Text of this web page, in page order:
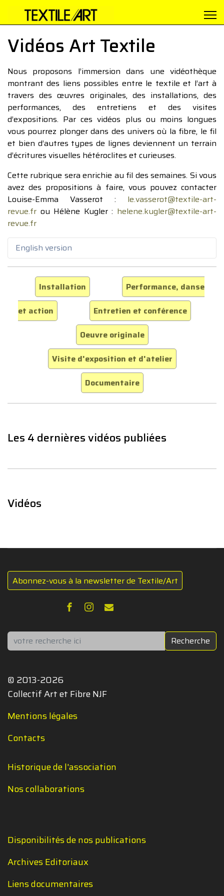
Vidéos Art Textile
Nous proposons l’immersion dans une vidéothèque
montrant des liens possibles entre le textile et l’art à
travers des œuvres originales, des installations, des
performances, des entretiens et des visites
d’expositions. Par ces vidéos plus ou moins longues
vous pourrez plonger dans des univers où la fibre, le fil
et bien d’autres types de lignes deviennent un terrain
d’écritures visuelles hétéroclites et curieuses.
Cette rubrique sera enrichie au fil des semaines. Si vous
avez des propositions à faire, vous pouvez contacter
Louise-Emma Vasserot : le.vasserot@textile-art-
revue.fr ou Hélène Kugler : helene.kugler@textile-art-
revue.fr
English version
Installation
Performance, danse
et action
Entretien et conférence
Oeuvre originale
Visite d'exposition et d'atelier
Documentaire
Les 4 dernières vidéos publiées
Vidéos
Abonnez-vous à la newsletter de Textile/Art
Rechercher Recherche
© 2013-2026
Collectif Art et Fibre NJF
Mentions légales
Contacts
Historique de l'association
Nos collaborations
Disponibilités de nos publications
Archives Editoriaux
Liens documentaires